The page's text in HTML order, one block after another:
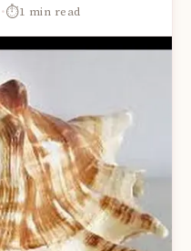
·⏱1 min read